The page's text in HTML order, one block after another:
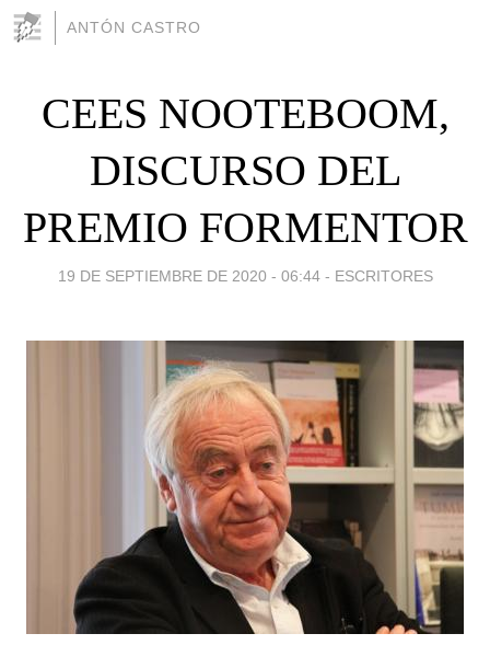
ANTÓN CASTRO
CEES NOOTEBOOM,
DISCURSO DEL
PREMIO FORMENTOR
19 DE SEPTIEMBRE DE 2020 - 06:44 - ESCRITORES